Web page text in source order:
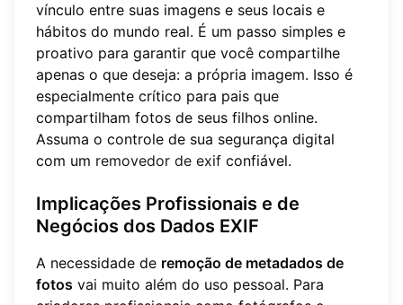
vínculo entre suas imagens e seus locais e
hábitos do mundo real. É um passo simples e
proativo para garantir que você compartilhe
apenas o que deseja: a própria imagem. Isso é
especialmente crítico para pais que
compartilham fotos de seus filhos online.
Assuma o controle de sua segurança digital
com um removedor de exif confiável.
Implicações Profissionais e de
Negócios dos Dados EXIF
A necessidade de remoção de metadados de
fotos vai muito além do uso pessoal. Para